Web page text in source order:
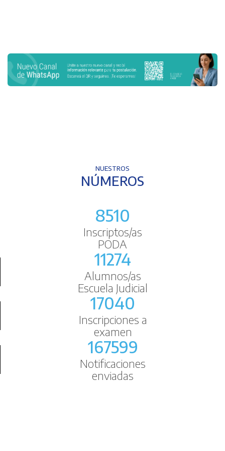
NUESTROS
NÚMEROS
8510
Inscriptos/as
PODA
11274
Alumnos/as
Escuela Judicial
17040
Inscripciones a
examen
167599
Notificaciones
enviadas